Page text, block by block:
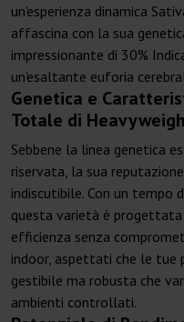
un'esperienza dinamica
affascina con la sua
impressionante di 30%
un'esaltante euforia
Genetica e
Totale di
Sebbene la linea genetica
riservata, la sua
indiscutibile. Con un tempo
questa varietà è
efficienza senza
indoor, aspettati che le tue
gestibile ma robusta che
ambienti controllati.